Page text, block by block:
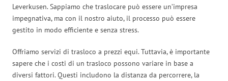
Leverkusen. Sappiamo che traslocare può essere un’impresa
impegnativa, ma con il nostro aiuto, il processo può essere
gestito in modo efficiente e senza stress.
Offriamo servizi di trasloco a prezzi equi. Tuttavia, è importante
sapere che i costi di un trasloco possono variare in base a
diversi fattori. Questi includono la distanza da percorrere, la